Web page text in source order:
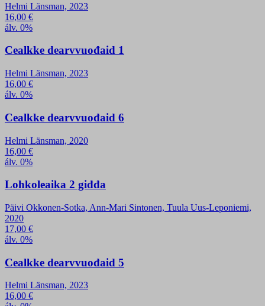
Helmi Länsman, 2023
16,00 €
álv. 0%
Cealkke dearvvuođaid 1
Helmi Länsman, 2023
16,00 €
álv. 0%
Cealkke dearvvuođaid 6
Helmi Länsman, 2020
16,00 €
álv. 0%
Lohkoleaika 2 giđđa
Päivi Okkonen-Sotka, Ann-Mari Sintonen, Tuula Uus-Leponiemi,
2020
17,00 €
álv. 0%
Cealkke dearvvuođaid 5
Helmi Länsman, 2023
16,00 €